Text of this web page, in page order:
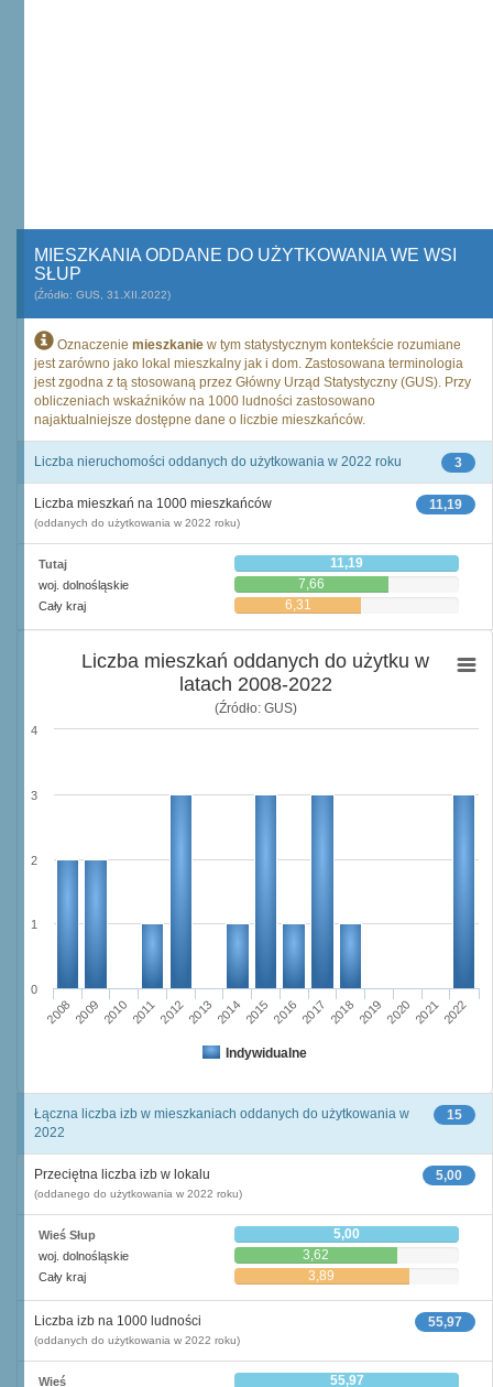
MIESZKANIA ODDANE DO UŻYTKOWANIA WE WSI
SŁUP
(Źródło: GUS, 31.XII.2022)
Oznaczenie mieszkanie w tym statystycznym kontekście rozumiane
jest zarówno jako lokal mieszkalny jak i dom. Zastosowana terminologia
jest zgodna z tą stosowaną przez Główny Urząd Statystyczny (GUS). Przy
obliczeniach wskaźników na 1000 ludności zastosowano
najaktualniejsze dostępne dane o liczbie mieszkańców.
3
Liczba nieruchomości oddanych do użytkowania w 2022 roku
11,19
Liczba mieszkań na 1000 mieszkańców
(oddanych do użytkowania w 2022 roku)
Tutaj 11,19
woj. dolnośląskie 7,66
Cały kraj 6,31
Liczba mieszkań oddanych do użytku w
latach 2008-2022
(Źródło: GUS)
Indywidualne
2008 2009 2010 201120122013 2014 2015 2016 2017 2018 2019 2020 20212022
0
1
2
3
4
15
Łączna liczba izb w mieszkaniach oddanych do użytkowania w
2022
5,00
Przeciętna liczba izb w lokalu
(oddanego do użytkowania w 2022 roku)
Wieś Słup 5,00
woj. dolnośląskie 3,62
Cały kraj 3,89
55,97
Liczba izb na 1000 ludności
(oddanych do użytkowania w 2022 roku)
Wieś 55,97